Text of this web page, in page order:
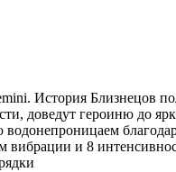
История
доведут героиню до
и 8